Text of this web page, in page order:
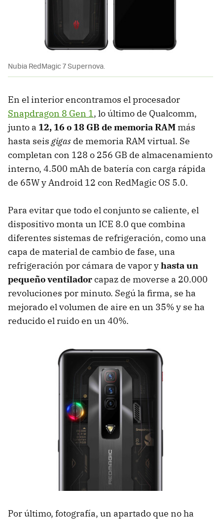
Nubia RedMagic 7 Supernova.
En el interior encontramos el procesador
Snapdragon 8 Gen 1, lo último de Qualcomm,
junto a 12, 16 o 18 GB de memoria RAM más
hasta seis gigas de memoria RAM virtual. Se
completan con 128 o 256 GB de almacenamiento
interno, 4.500 mAh de batería con carga rápida
de 65W y Android 12 con RedMagic OS 5.0.
Para evitar que todo el conjunto se caliente, el
dispositivo monta un ICE 8.0 que combina
diferentes sistemas de refrigeración, como una
capa de material de cambio de fase, una
refrigeración por cámara de vapor yhasta un
pequeño ventiladorcapaz de moverse a 20.000
revoluciones por minuto. Segú la firma, se ha
mejorado el volumen de aire en un 35% y se ha
reducido el ruido en un 40%.
Por último, fotografía, un apartado que no ha